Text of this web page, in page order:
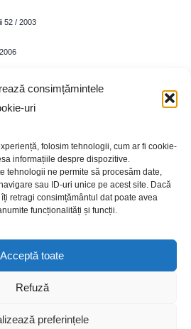
consimțămintele
uri
folosim tehnologii, cum ar fi cookie-
informațiile despre dispozitive.
tehnologii ne permite să procesăm date,
sau ID-uri unice pe acest site. Dacă
retragi consimțământul dat poate avea
funcționalități și funcții.
Acceptă toate
Refuză
preferințele
52 / 2003
| Site realizat de WebEmotion